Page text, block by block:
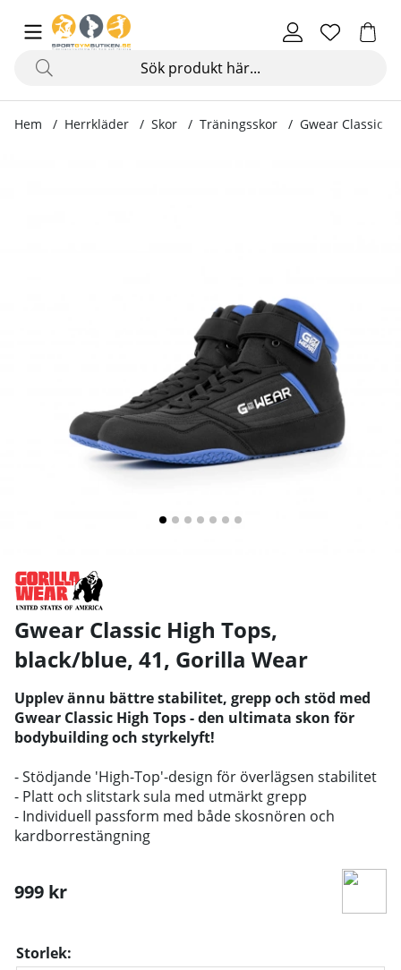
Hem Herrkläder Skor Träningsskor Gwear Classic
Gwear Classic High Tops,
black/blue, 41, Gorilla Wear
Upplev ännu bättre stabilitet, grepp och stöd med
Gwear Classic High Tops - den ultimata skon för
bodybuilding och styrkelyft!
- Stödjande 'High-Top'-design för överlägsen stabilitet
- Platt och slitstark sula med utmärkt grepp
- Individuell passform med både skosnören och
kardborrestängning
999 kr
Storlek: